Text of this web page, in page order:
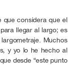
que considera que el
llegar al largo; es
Muchos
y yo lo he hecho al
desde “este punto